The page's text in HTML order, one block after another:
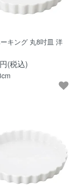
キング 丸8吋皿 洋
(税込)